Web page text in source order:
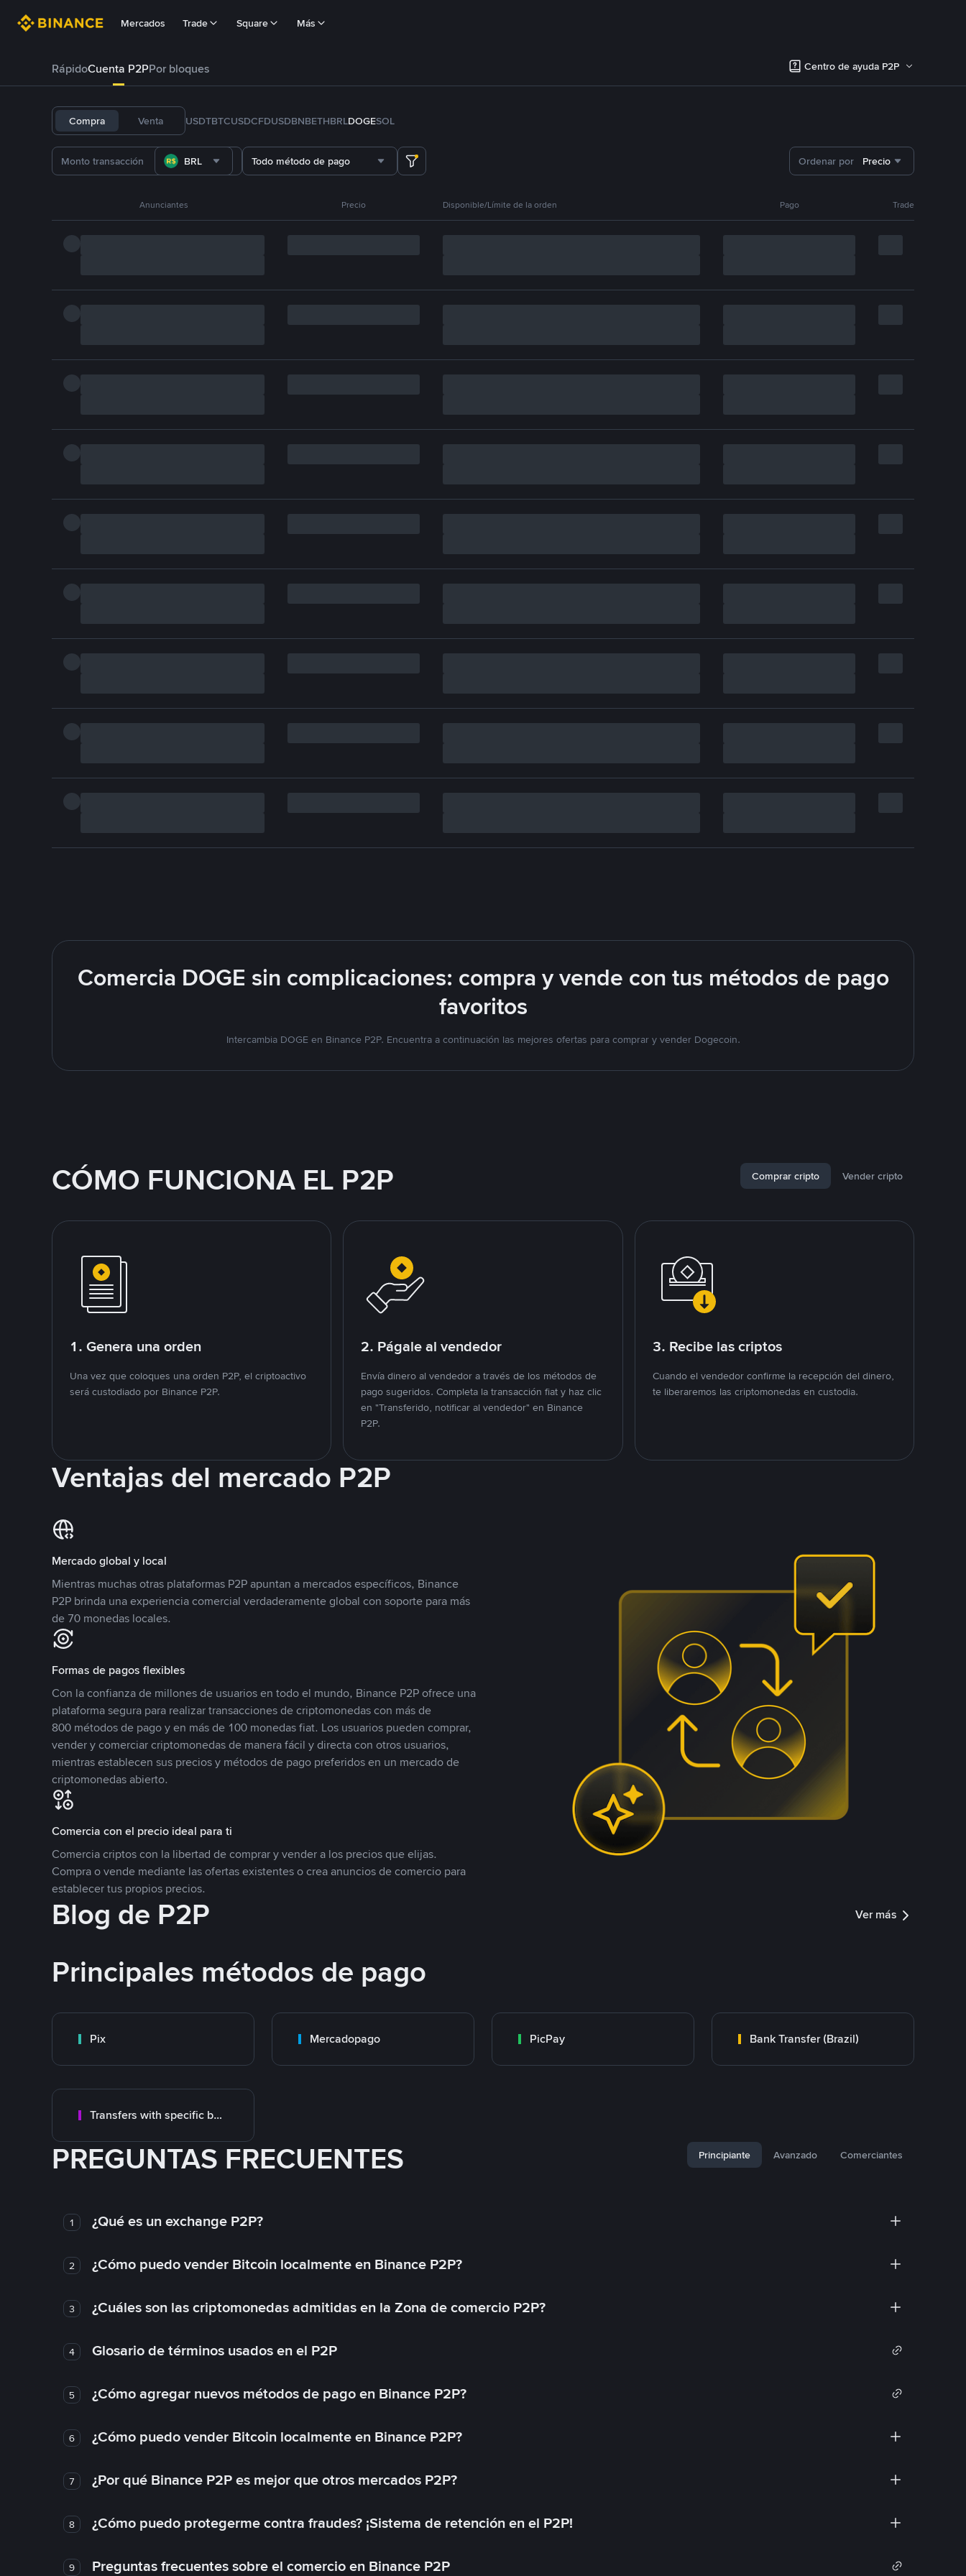
Mercados Trade Square Más
RápidoCuenta P2PPor bloques Centro de ayuda P2P
Compra Venta USDTBTCUSDCFDUSDBNBETHBRLDOGESOL
BRL Todo método de pago Ordenar por Precio
Anunciantes Precio Disponible/Límite de la orden Pago Trade
Comercia DOGE sin complicaciones: compra y vende con tus métodos de pago
favoritos
Intercambia DOGE en Binance P2P. Encuentra a continuación las mejores ofertas para comprar y vender Dogecoin.
CÓMO FUNCIONA EL P2P Comprar cripto Vender cripto
1. Genera una orden
Una vez que coloques una orden P2P, el criptoactivo
será custodiado por Binance P2P.
2. Págale al vendedor
Envía dinero al vendedor a través de los métodos de
pago sugeridos. Completa la transacción fiat y haz clic
en "Transferido, notificar al vendedor" en Binance
P2P.
3. Recibe las criptos
Cuando el vendedor confirme la recepción del dinero,
te liberaremos las criptomonedas en custodia.
Ventajas del mercado P2P
Mercado global y local
Mientras muchas otras plataformas P2P apuntan a mercados específicos, Binance
P2P brinda una experiencia comercial verdaderamente global con soporte para más
de 70 monedas locales.
Formas de pagos flexibles
Con la confianza de millones de usuarios en todo el mundo, Binance P2P ofrece una
plataforma segura para realizar transacciones de criptomonedas con más de
800 métodos de pago y en más de 100 monedas fiat. Los usuarios pueden comprar,
vender y comerciar criptomonedas de manera fácil y directa con otros usuarios,
mientras establecen sus precios y métodos de pago preferidos en un mercado de
criptomonedas abierto.
Comercia con el precio ideal para ti
Comercia criptos con la libertad de comprar y vender a los precios que elijas.
Compra o vende mediante las ofertas existentes o crea anuncios de comercio para
establecer tus propios precios.
Blog de P2P Ver más
Principales métodos de pago
Pix Mercadopago PicPay Bank Transfer (Brazil)
Transfers with specific bank
PREGUNTAS FRECUENTES Principiante Avanzado Comerciantes
1 ¿Qué es un exchange P2P?
2 ¿Cómo puedo vender Bitcoin localmente en Binance P2P?
3 ¿Cuáles son las criptomonedas admitidas en la Zona de comercio P2P?
4 Glosario de términos usados en el P2P
5 ¿Cómo agregar nuevos métodos de pago en Binance P2P?
6 ¿Cómo puedo vender Bitcoin localmente en Binance P2P?
7 ¿Por qué Binance P2P es mejor que otros mercados P2P?
8 ¿Cómo puedo protegerme contra fraudes? ¡Sistema de retención en el P2P!
9 Preguntas frecuentes sobre el comercio en Binance P2P